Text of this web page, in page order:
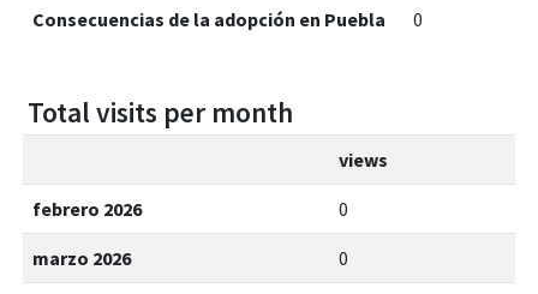
Consecuencias de la adopción en Puebla 0
Total visits per month
views
febrero 2026 0
marzo 2026 0